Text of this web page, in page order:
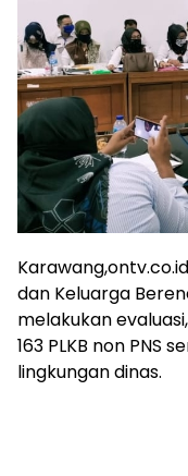
dan Keluarga
melakukan
163 PLKB non PNS
lingkungan dinas.